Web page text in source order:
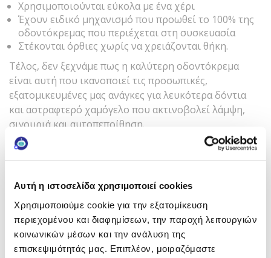
Αυτή η ιστοσελίδα χρησιμοποιεί cookies
Χρησιμοποιούμε cookie για την εξατομίκευση
περιεχομένου και διαφημίσεων, την παροχή λειτουργιών
κοινωνικών μέσων και την ανάλυση της
επισκεψιμότητάς μας. Επιπλέον, μοιραζόμαστε
Χρησιμοποιούνται εύκολα με ένα χέρι
Έχουν ειδικό μηχανισμό που προωθεί το 100% της
οδοντόκρεμας που περιέχεται στη συσκευασία
Στέκονται όρθιες χωρίς να χρειάζονται θήκη.
Τέλος, δεν ξεχνάμε πως η καλύτερη οδοντόκρεμα
είναι αυτή που ικανοποιεί τις προσωπικές,
εξατομικευμένες μας ανάγκες για λευκότερα δόντια
και αστραφτερό χαμόγελο που ακτινοβολεί λάμψη,
σιγουριά και αυτοπεποίθηση.
1.Με την προϋπόθεση ότι χρησιμοποιούνται με τον
ενδεδειγμένο τρόπο και στους ασθενείς που
επιτρέπεται
2.In vitro μελέτη Εκτίμησης Δείκτη Αποτριβής (Relative
Dentin Abrasiveness-RDA) σύμφωνα με το ISO 1